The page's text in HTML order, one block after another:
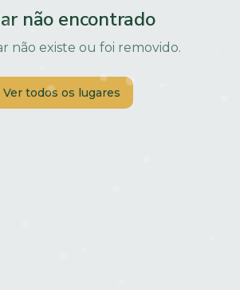
não encontrado
não existe ou foi removido.
Ver todos os lugares